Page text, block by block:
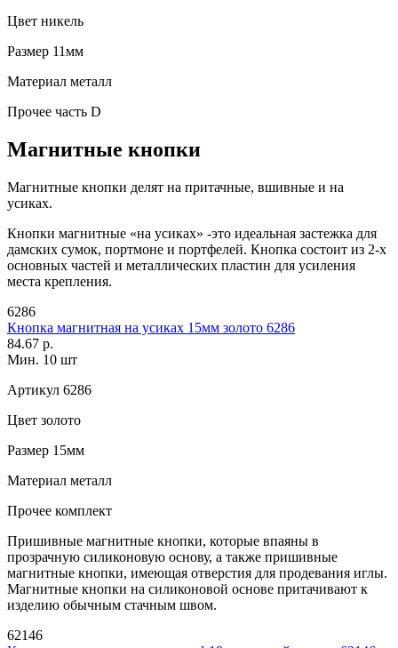
Цвет никель
Размер 11мм
Материал металл
Прочее часть D
Магнитные кнопки
Магнитные кнопки делят на притачные, вшивные и на
усиках.
Кнопки магнитные «на усиках» -это идеальная застежка для
дамских сумок, портмоне и портфелей. Кнопка состоит из 2-х
основных частей и металлических пластин для усиления
места крепления.
6286
Кнопка магнитная на усиках 15мм золото 6286
84.67 р.
Мин. 10 шт
Артикул 6286
Цвет золото
Размер 15мм
Материал металл
Прочее комплект
Пришивные магнитные кнопки, которые впаяны в
прозрачную силиконовую основу, а также пришивные
магнитные кнопки, имеющая отверстия для продевания иглы.
Магнитные кнопки на силиконовой основе притачивают к
изделию обычным стачным швом.
62146